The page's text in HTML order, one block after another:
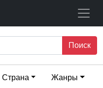
Поиск
Страна Жанры